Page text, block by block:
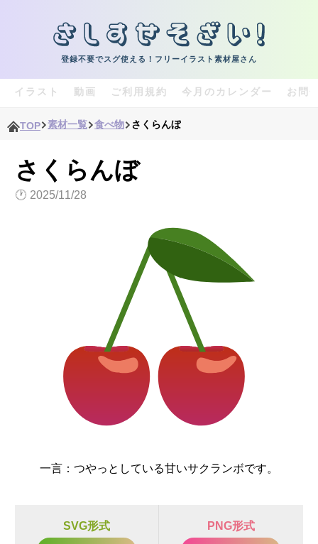
登録不要でスグ使える！フリーイラスト素材屋さん
イラスト 動画 ご利用規約 今月のカレンダー お問
TOP 素材一覧 食べ物 さくらんぼ
さくらんぼ
🕐 2025/11/28
一言： つやっとしている甘いサクランボです。
SVG形式 PNG形式